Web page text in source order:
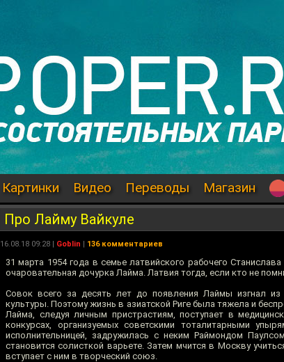
Картинки Видео Переводы Магазин
Про Лайму Вайкуле
16.08.18 09:28 | Goblin | 136 комментариев
31 марта 1954 года в семье латвийского рабочего
очаровательная дочурка Лайма. Латвия тогда, если кто не
Совок всего за десять лет до появления Лаймы изгнал из
культуры. Поэтому жизнь в азиатской Риге была тяжела и
Лайма, следуя личным пристрастиям, поступает в
конкурсах, организуемых советскими тоталитарными
исполнительницей, задружилась с неким Раймондом
становится солисткой варьете. Затем мчится в Москву
вступает с ним в творческий союз.